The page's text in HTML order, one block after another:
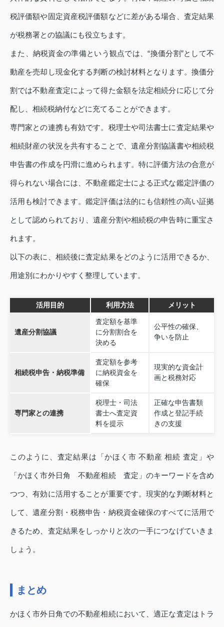
税評価額や固定資産税評価額などに差がある場合、査定結果
が税務署との協議にも役立ちます。
また、納税資金の準備という観点では、“換価分割”として不
動産を売却し現金化する判断の検討材料となります。換価分
割では不動産査定によって得た金額を法定相続分に応じて分
配し、相続税納付などに充てることができます。
専門家との連携も有効です。税理士や司法書士に査定結果や
相続財産の状況を共有することで、遺産分割協議書や相続税
申告書の作成を円滑に進められます。特に評価方法の合意が
得られない場合には、不動産鑑定士による正式な鑑定評価の
活用も検討できます。鑑定評価は法的にも信頼性の高い証拠
として認められており、遺産分割や相続税の申告時に重宝さ
れます。
以下の表に、相続後に査定結果をどのように活用できるか、
用途別にわかりやすく整理しています。
活用目的 利用方法 メリット
遺産分割協議
査定額を基準
に分割割合を
決める
公平性の確保、
争いを防止
相続税申告・納税準備
査定額を参考
に納税資金を
確保
現実的な資金計
画と税務対応
専門家との連携
税理士・司法
書士へ査定資
料を提示
正確な申告書類
作成と登記手続
きの支援
このように、査定結果は「かほく市 不動産 相続 査定」や
「かほく市外日角 不動産相続 査定」のキーワードを含め
つつ、有効に活用することが重要です。現実的な判断材料と
して、遺産分割・税務申告・納税資金確保のすべてに活用で
きるため、査定結果をしっかりと次の一手につなげていきま
しょう。
まとめ
かほく市外日角での不動産相続において、適正な査定はトラ